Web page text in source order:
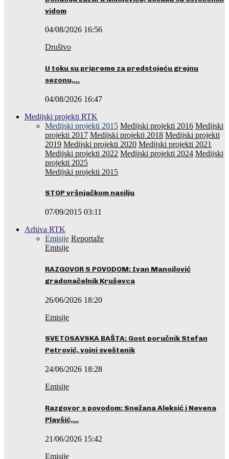
vidom
04/08/2026 16:56
Društvo
U toku su pripreme za predstojeću grejnu
sezonu,…
04/08/2026 16:47
Medijski projekti RTK
Medijski projekti 2015 Medijski projekti 2016 Medijski
projekti 2017 Medijski projekti 2018 Medijski projekti
2019 Medijski projekti 2020 Medijski projekti 2021
Medijski projekti 2022 Medijski projekti 2024 Medijski
projekti 2025
Medijski projekti 2015
STOP vršnjačkom nasilju
07/09/2015 03:11
Arhiva RTK
Emisije Reportaže
Emisije
RAZGOVOR S POVODOM: Ivan Manojlović
gradonačelnik Kruševca
26/06/2026 18:20
Emisije
SVETOSAVSKA BAŠTA: Gost poručnik Stefan
Petrović, vojni sveštenik
24/06/2026 18:28
Emisije
Razgovor s povodom: Snežana Aleksić i Nevena
Plavšić,…
21/06/2026 15:42
Emisije